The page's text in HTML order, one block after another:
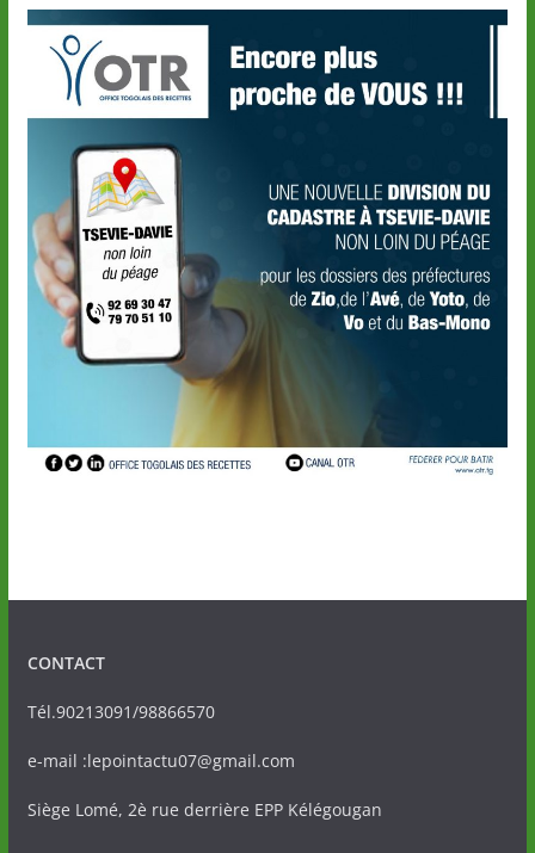
CONTACT
Tél.90213091/98866570
e-mail :lepointactu07@gmail.com
Siège Lomé, 2è rue derrière EPP Kélégougan